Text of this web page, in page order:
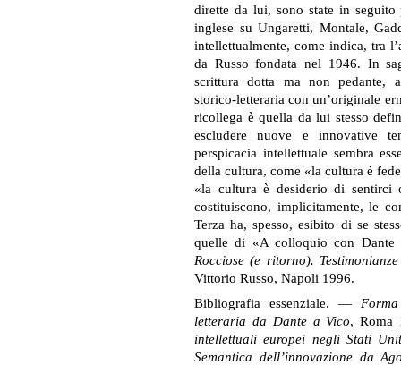
dirette da lui, sono state in
inglese su Ungaretti, Montale,
intellettualmente, come indica, tra
da Russo fondata nel 1946. In
scrittura dotta ma non pedante,
storico-letteraria con un’originale
ricollega è quella da lui stesso
escludere nuove e innovative
perspicacia intellettuale sembra
della cultura, come «la cultura è
«la cultura è desiderio di sentirci
costituiscono, implicitamente, le
Terza ha, spesso, esibito di se
quelle di «A colloquio con
Rocciose (e ritorno).
Vittorio Russo, Napoli 1996.
Bibliografia essenziale. —
letteraria da Dante a Vico, Roma
intellettuali europei negli Stati
Semantica dell’innovazione da